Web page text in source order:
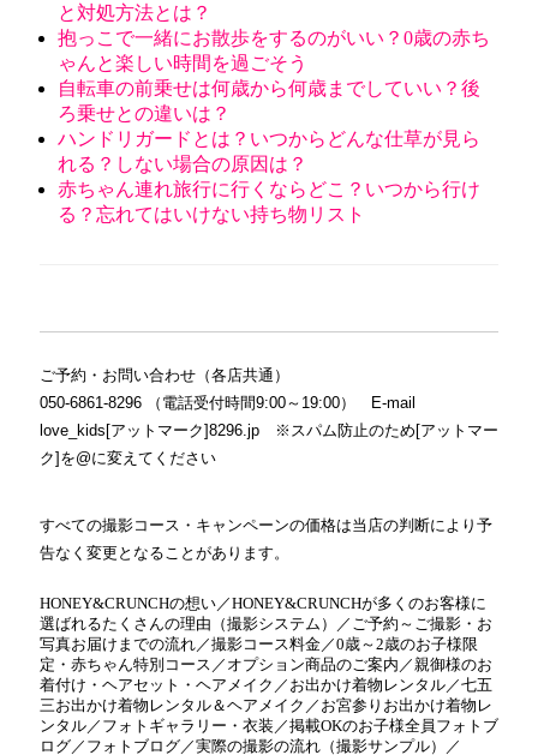
と対処方法とは？
抱っこで一緒にお散歩をするのがいい？0歳の赤ち
ゃんと楽しい時間を過ごそう
自転車の前乗せは何歳から何歳までしていい？後
ろ乗せとの違いは？
ハンドリガードとは？いつからどんな仕草が見ら
れる？しない場合の原因は？
赤ちゃん連れ旅行に行くならどこ？いつから行け
る？忘れてはいけない持ち物リスト
ご予約・お問い合わせ（各店共通）
050-6861-8296 （電話受付時間9:00～19:00） E-mail
love_kids[アットマーク]8296.jp ※スパム防止のため[アットマー
ク]を@に変えてください
すべての撮影コース・キャンペーンの価格は当店の判断により予
告なく変更となることがあります。
HONEY&CRUNCHの想い／HONEY&CRUNCHが多くのお客様に
選ばれるたくさんの理由（撮影システム）
／ ご予約～ご撮影・お
写真お届けまでの流れ／撮影コース料金／0歳～2歳のお子様限
定・赤ちゃん特別コース ／ オプション商品のご案内 ／親御様のお
着付け・ヘアセット・ヘアメイク ／ お出かけ着物レンタル／七五
三お出かけ着物レンタル＆ヘアメイク ／ お宮参りお出かけ着物レ
ンタル／ フォトギャラリー・衣装 ／掲載OKのお子様全員フォトブ
ログ／ フォトブログ／実際の撮影の流れ（撮影サンプル） ／